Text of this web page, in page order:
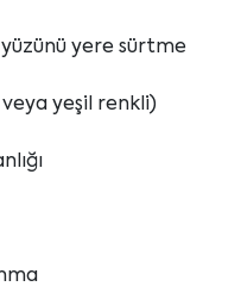
yüzünü yere sürtme
veya yeşil renkli)